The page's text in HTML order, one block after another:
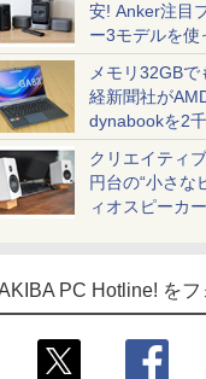
安! Anker注目
ー3モデルを使
メモリ32GB
経新聞社が
dynabookを2
クリエイティ
円台の“小さな
ィオスピーカ
PC Hotline! をフ